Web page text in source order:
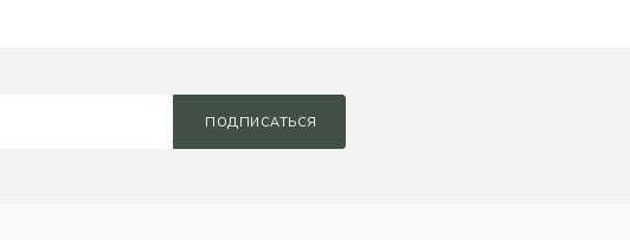
ПОДПИСАТЬСЯ